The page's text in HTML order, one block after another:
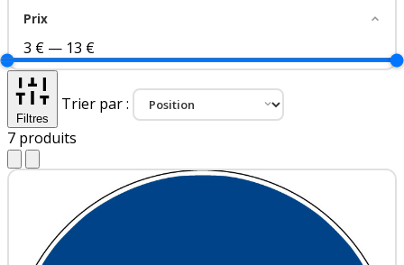
Prix
3 € — 13 €
Filtres
Trier par :
7 produits